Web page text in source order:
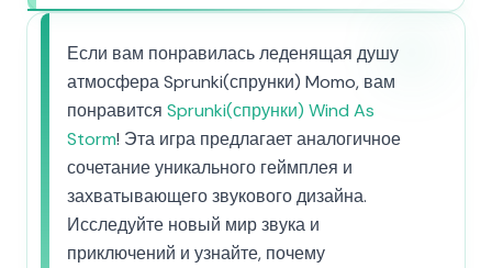
Если вам понравилась леденящая душу
атмосфера Sprunki(спрунки) Momo, вам
понравится Sprunki(спрунки) Wind As
Storm! Эта игра предлагает аналогичное
сочетание уникального геймплея и
захватывающего звукового дизайна.
Исследуйте новый мир звука и
приключений и узнайте, почему